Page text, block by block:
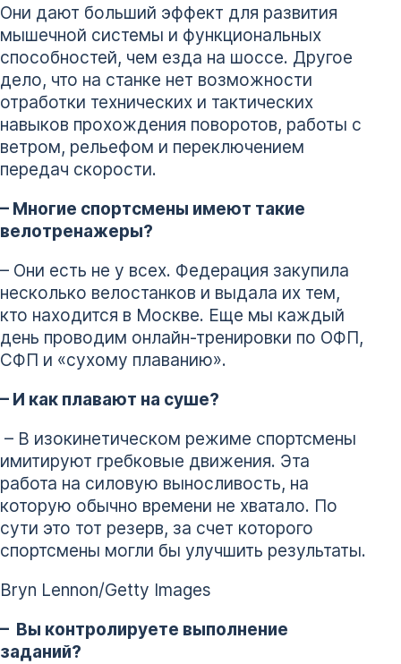
Они дают больший эффект для развития
мышечной системы и функциональных
способностей, чем езда на шоссе. Другое
дело, что на станке нет возможности
отработки технических и тактических
навыков прохождения поворотов, работы с
ветром, рельефом и переключением
передач скорости.
– Многие спортсмены имеют такие
велотренажеры?
– Они есть не у всех. Федерация закупила
несколько велостанков и выдала их тем,
кто находится в Москве. Еще мы каждый
день проводим онлайн-тренировки по ОФП,
СФП и «сухому плаванию».
– И как плавают на суше?
– В изокинетическом режиме спортсмены
имитируют гребковые движения. Эта
работа на силовую выносливость, на
которую обычно времени не хватало. По
сути это тот резерв, за счет которого
спортсмены могли бы улучшить результаты.
Bryn Lennon/Getty Images
– Вы контролируете выполнение
заданий?